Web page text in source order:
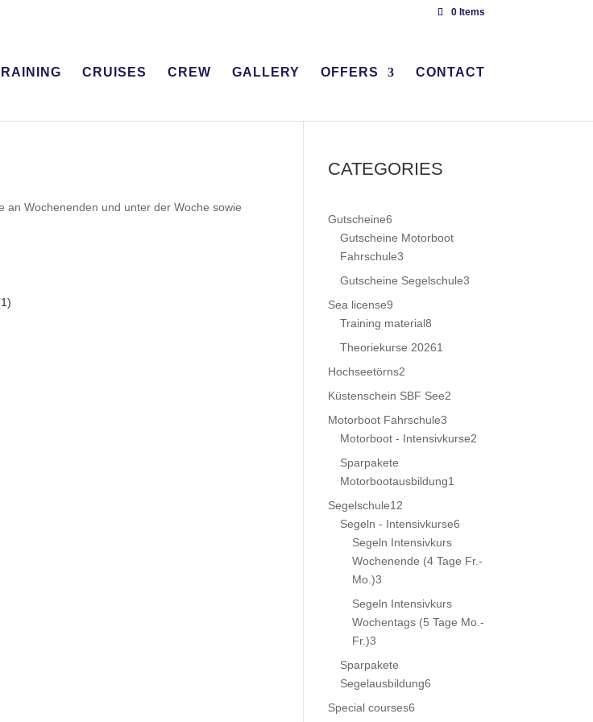
0 Items
CRUISES CREW GALLERY OFFERS CONTACT
Wochenenden und unter der Woche sowie
CATEGORIES
Gutscheine6
products
Gutscheine Motorboot
Fahrschule3
products
Gutscheine Segelschule3
Sea license9
products
Training material8
products
Theoriekurse 20261
Hochseetörns2
products
Küstenschein SBF See2
Motorboot Fahrschule3
products
Motorboot - Intensivkurse2
Sparpakete
Motorbootausbildung1
Segelschule12
products
Segeln - Intensivkurse6
Segeln Intensivkurs
Wochenende (4 Tage Fr.-
Mo.)3
products
Segeln Intensivkurs
Wochentags (5 Tage Mo.-
Fr.)3
products
Sparpakete
Segelausbildung6
Special courses6